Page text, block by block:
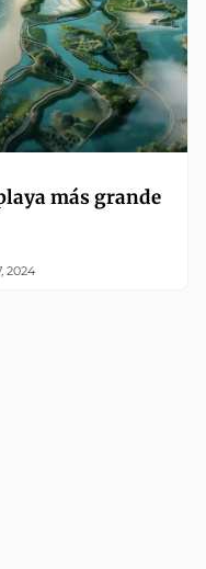
más grande
2024